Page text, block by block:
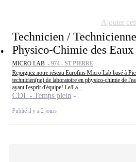
Technicien / Technicienne
Physico-Chimie des
MICRO LAB - 974 - ST PIERRE
Rejoignez notre réseau Eurofins Micro Lab basé à
technicien(ne) de laboratoire en physico-chimie de
ayant l'esprit d'équipe! Le/La...
CDI - Temps plein
Publié il y a 2 jours
Ajouter